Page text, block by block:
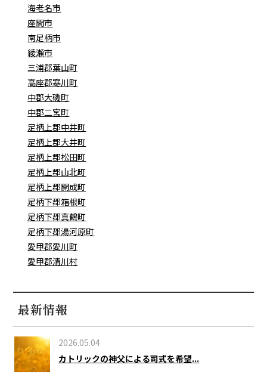
海老名市
座間市
南足柄市
綾瀬市
三浦郡葉山町
高座郡寒川町
中郡大磯町
中郡二宮町
足柄上郡中井町
足柄上郡大井町
足柄上郡松田町
足柄上郡山北町
足柄上郡開成町
足柄下郡箱根町
足柄下郡真鶴町
足柄下郡湯河原町
愛甲郡愛川町
愛甲郡清川村
最新情報
2026.05.04
カトリックの神父による司式を希望...